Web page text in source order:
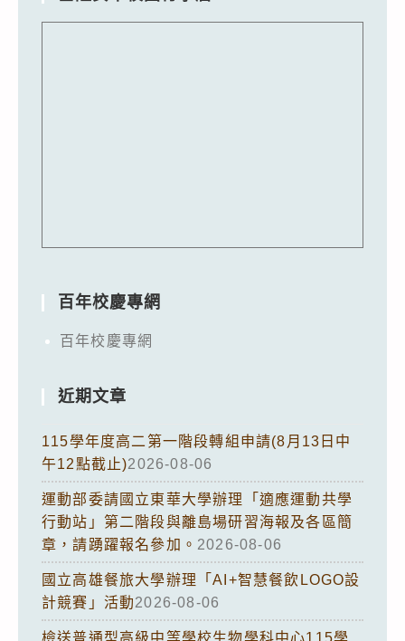
百年校慶專網
百年校慶專網
近期文章
115學年度高二第一階段轉組申請(8月13日中
午12點截止)2026-08-06
運動部委請國立東華大學辦理「適應運動共學
行動站」第二階段與離島場研習海報及各區簡
章，請踴躍報名參加。 2026-08-06
國立高雄餐旅大學辦理「AI+智慧餐飲LOGO設
計競賽」活動2026-08-06
檢送普通型高級中等學校生物學科中心115學